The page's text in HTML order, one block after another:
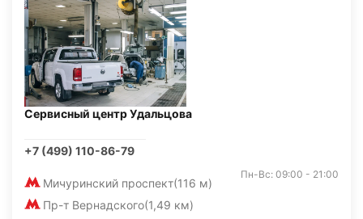
Сервисный центр Удальцова
+7 (499) 110-86-79
Мичуринский проспект(116 м)
Пр-т Вернадского(1,49 км)
Пн-Вс: 09:00 - 21:00